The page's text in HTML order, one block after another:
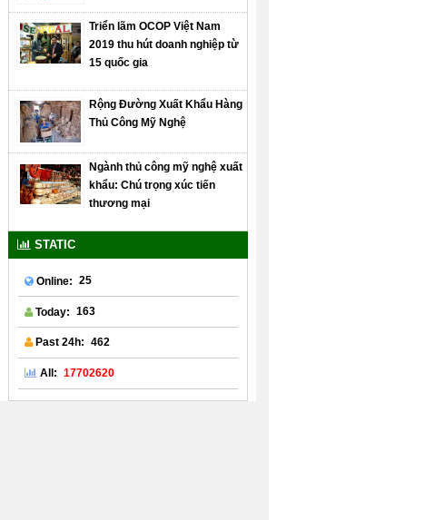
Triển lãm OCOP Việt Nam
2019 thu hút doanh nghiệp từ
15 quốc gia
Rộng Đường Xuất Khẩu Hàng
Thủ Công Mỹ Nghệ
Ngành thủ công mỹ nghệ xuất
khẩu: Chú trọng xúc tiến
thương mại
STATIC
Online: 25
Today: 163
Past 24h: 462
All: 17702620